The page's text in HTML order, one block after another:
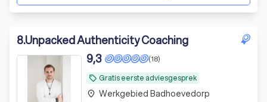
8.Unpacked Authenticity Coaching
local_offer Gratis eerste adviesgesprek
(18)
9,3
place Werkgebied Badhoevedorp